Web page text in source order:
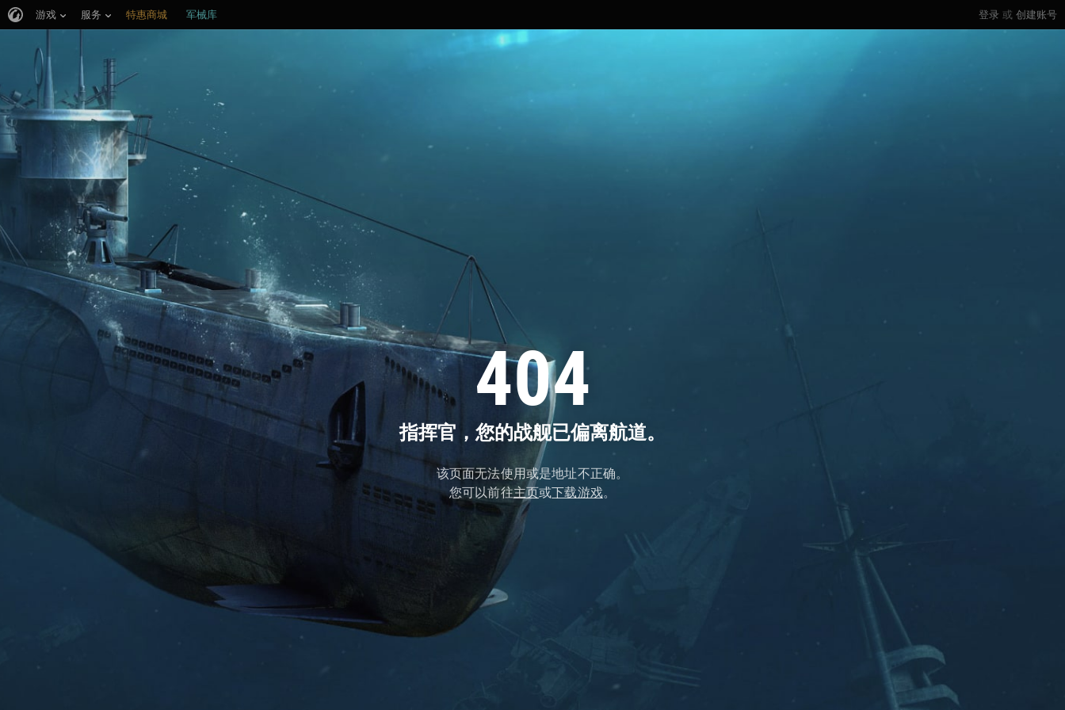
404
指挥官，您的战舰已偏离航道。
该页面无法使用或是地址不正确。
您可以前往主页或下载游戏。
登录 或 创建账号
游戏 服务 特惠商城 军械库